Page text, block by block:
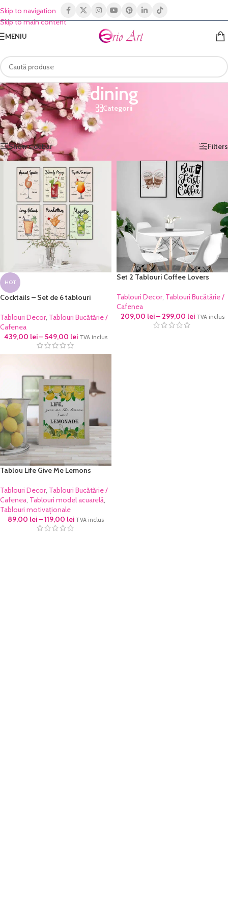
Skip to navigation
Skip to main content
MENIU
dining
Categorii
Prima pagină/Shop/Produse etichetate „dining”
Afișez toate cele 3 rezultate
Show sidebar
Filters
HOT
Cocktails – Set de 6 tablouri
Tablouri Decor, Tablouri Bucătărie /
Cafenea
439,00 lei–549,00 lei TVA inclus
Set 2 Tablouri Coffee Lovers
Tablouri Decor, Tablouri Bucătărie /
Cafenea
209,00 lei– 299,00 lei TVA inclus
Tablou Life Give Me Lemons
Tablouri Decor, Tablouri Bucătărie /
Cafenea, Tablouri model acuarelă,
Tablouri motivaționale
89,00 lei–119,00 lei TVA inclus